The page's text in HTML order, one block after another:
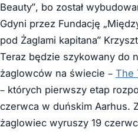
Beauty”, bo został
Gdyni przez Fundację
pod Żaglami kapitana”
Teraz będzie szykowany do
żaglowców na świecie – The
– których pierwszy etap
czerwca w duńskim Aarhus.
żaglowiec wyruszy 19